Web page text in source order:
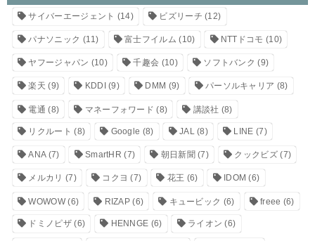
サイバーエージェント (14) ビズリーチ (12)
パナソニック (11) 富士フイルム (10) NTTドコモ (10)
ヤフージャパン (10) 千趣会 (10) ソフトバンク (9)
楽天 (9) KDDI (9) DMM (9) パーソルキャリア (8)
電通 (8) マネーフォワード (8) 講談社 (8)
リクルート (8) Google (8) JAL(8) LINE (7)
ANA(7) SmartHR (7) 朝日新聞 (7) クックビズ(7)
メルカリ (7) コクヨ (7) 花王 (6) IDOM (6)
WOWOW(6) RIZAP (6) キュービック (6) freee (6)
ドミノピザ(6) HENNGE (6) ライオン (6)